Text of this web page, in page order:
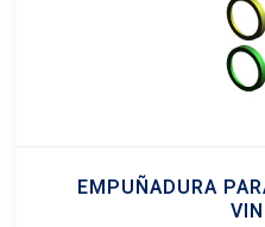
EMPUÑADURA